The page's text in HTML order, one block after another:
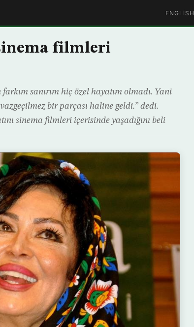
ENGLISH
filmleri
sanırım hiç özel hayatım olmadı. Yani
bir parçası haline geldi.” dedi.
sinema filmleri içerisinde yaşadığını beli